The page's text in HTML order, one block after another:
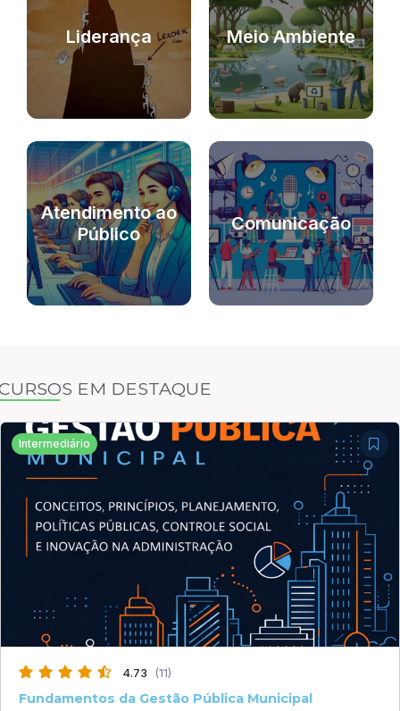
Liderança Meio Ambiente
Atendimento ao
Público
Comunicação
EM DESTAQUE
Intermediário
4.73 (11)
Fundamentos da Gestão Pública Municipal